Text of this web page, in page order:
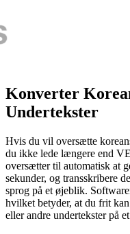
Konverter
Undertekster
Hvis du vil oversætte
du ikke lede længere end
oversætter til automatisk at
sekunder, og transskribere
sprog på et øjeblik.
hvilket betyder, at du frit
eller andre undertekster på